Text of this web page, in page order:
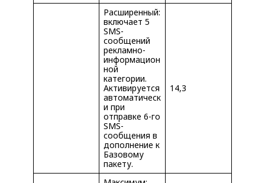
Расширенный:
включает 5
SMS-
сообщений
рекламно-
информацион
ной
категории.
Активируется
автоматическ
и при
отправке 6-го
SMS-
сообщения в
дополнение к
Базовому
пакету.
14,3